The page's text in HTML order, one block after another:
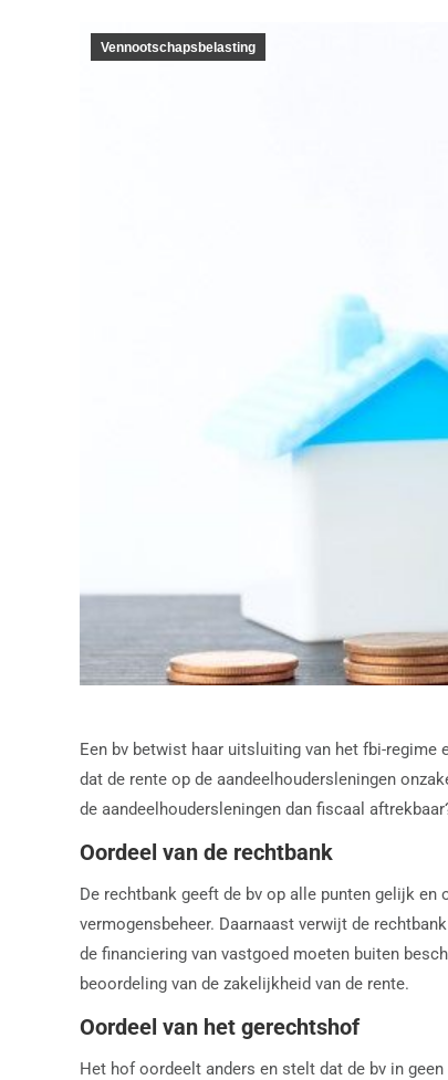
Vennootschapsbelasting
Een bv betwist haar uitsluiting van het fbi-
dat de rente op de aandeelhoudersleningen
de aandeelhoudersleningen dan fiscaal
Oordeel van de rechtbank
De rechtbank geeft de bv op alle punten gelijk
vermogensbeheer. Daarnaast verwijt de
de financiering van vastgoed moeten buiten
beoordeling van de zakelijkheid van de rente.
Oordeel van het gerechtshof
Het hof oordeelt anders en stelt dat de bv in